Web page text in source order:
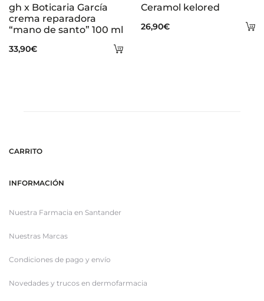
Añadir
gh x Boticaria García
crema reparadora
“mano de santo” 100 ml
33,90€
Ceramol kelored
26,90€
CARRITO
INFORMACIÓN
Nuestra Farmacia en Santander
Nuestras Marcas
Condiciones de pago y envío
Novedades y trucos en dermofarmacia